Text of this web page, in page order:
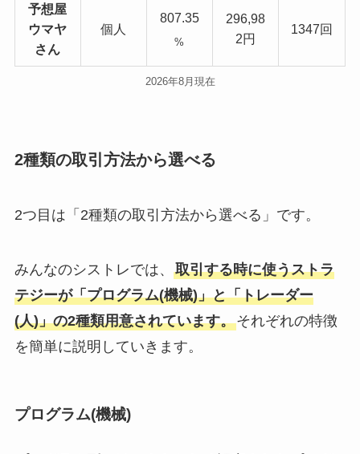
予想屋
ウマヤ
さん
個人
807.35
%
296,98
2円
1347回
2026年8月現在
2種類の取引方法から選べる
2つ目は「2種類の取引方法から選べる」です。
みんなのシストレでは、 取引する時に使うストラ
テジーが「プログラム(機械)」と「トレーダー
(人)」の2種類用意されています。それぞれの特徴
を簡単に説明していきます。
プログラム(機械)